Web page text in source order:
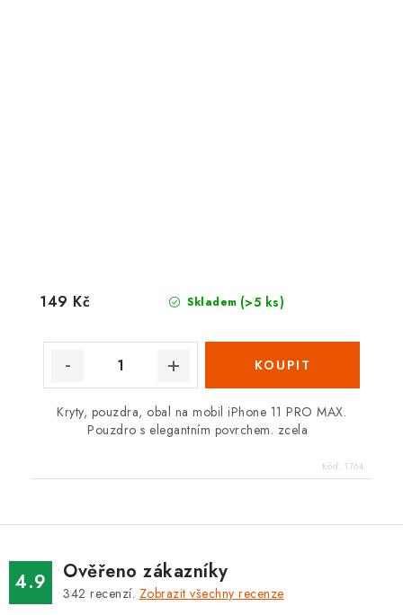
Skladem (>5 ks)
149 Kč
Kryty, pouzdra, obal na mobil iPhone 11 PRO MAX.
Pouzdro s elegantním povrchem. zcela
Kód: 1764
4.9 Ověřeno zákazníky
342 recenzí. Zobrazit všechny recenze